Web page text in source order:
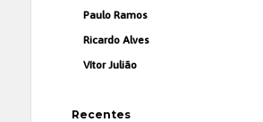
Paulo Ramos
Ricardo Alves
Vítor Julião
Recentes